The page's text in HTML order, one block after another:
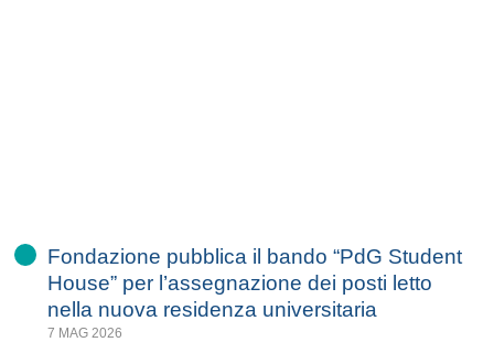
Fondazione pubblica il bando “PdG Student
House” per l’assegnazione dei posti letto
nella nuova residenza universitaria
7 MAG 2026